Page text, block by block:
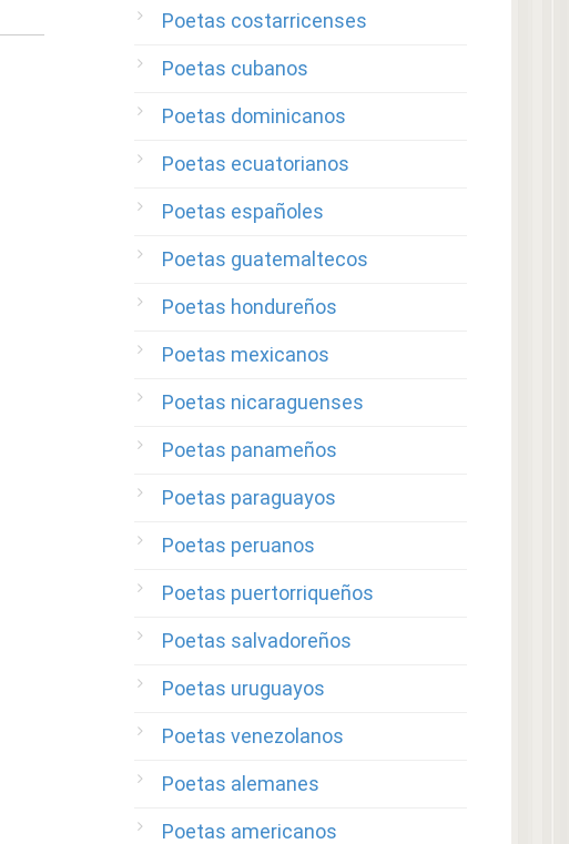
Poetas costarricenses
Poetas cubanos
Poetas dominicanos
Poetas ecuatorianos
Poetas españoles
Poetas guatemaltecos
Poetas hondureños
Poetas mexicanos
Poetas nicaraguenses
Poetas panameños
Poetas paraguayos
Poetas peruanos
Poetas puertorriqueños
Poetas salvadoreños
Poetas uruguayos
Poetas venezolanos
Poetas alemanes
Poetas americanos